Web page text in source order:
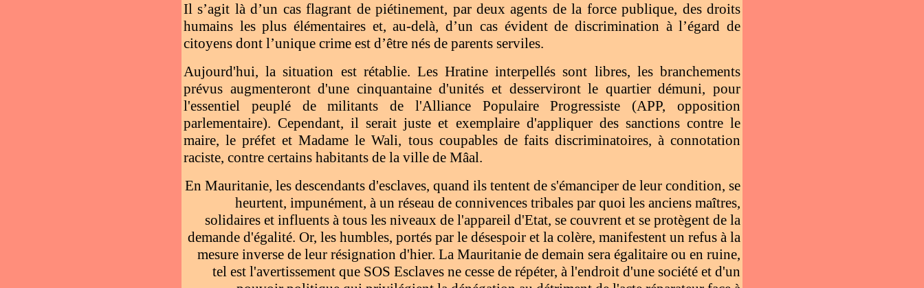
Il s’agit là d’un cas flagrant de piétinement, par deux agents de la force publique, des droits
humains les plus élémentaires et, au-delà, d’un cas évident de discrimination à l’égard de
citoyens dont l’unique crime est d’être nés de parents serviles.
Aujourd'hui, la situation est rétablie. Les Hratine interpellés sont libres, les branchements
prévus augmenteront d'une cinquantaine d'unités et desserviront le quartier démuni, pour
l'essentiel peuplé de militants de l'Alliance Populaire Progressiste (APP, opposition
parlementaire). Cependant, il serait juste et exemplaire d'appliquer des sanctions contre le
maire, le préfet et Madame le Wali, tous coupables de faits discriminatoires, à connotation
raciste, contre certains habitants de la ville de Mâal.
En Mauritanie, les descendants d'esclaves, quand ils tentent de s'émanciper de leur condition, se
heurtent, impunément, à un réseau de connivences tribales par quoi les anciens maîtres,
solidaires et influents à tous les niveaux de l'appareil d'Etat, se couvrent et se protègent de la
demande d'égalité. Or, les humbles, portés par le désespoir et la colère, manifestent un refus à la
mesure inverse de leur résignation d'hier. La Mauritanie de demain sera égalitaire ou en ruine,
tel est l'avertissement que SOS Esclaves ne cesse de répéter, à l'endroit d'une société et d'un